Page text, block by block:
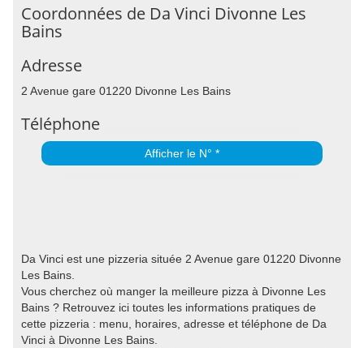
Coordonnées de Da Vinci Divonne Les
Bains
Adresse
2 Avenue gare 01220 Divonne Les Bains
Téléphone
Afficher le N° *
Da Vinci est une pizzeria située 2 Avenue gare 01220 Divonne
Les Bains.
Vous cherchez où manger la meilleure pizza à Divonne Les
Bains ? Retrouvez ici toutes les informations pratiques de
cette pizzeria : menu, horaires, adresse et téléphone de Da
Vinci à Divonne Les Bains.